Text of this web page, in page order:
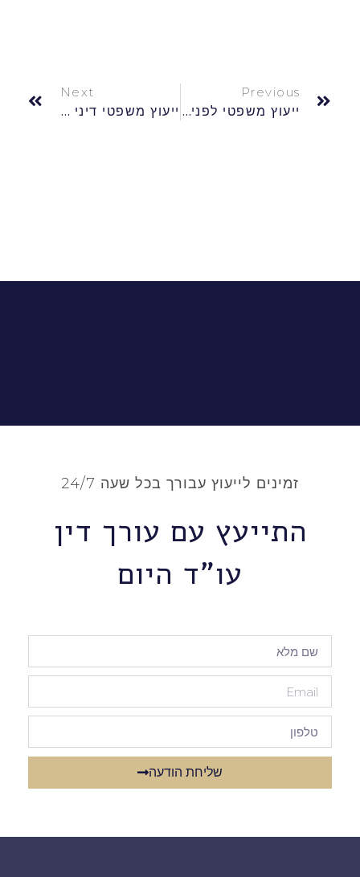
Previous
ייעוץ משפטי לפני ועדה רפואית
Next
ייעוץ משפטי דיני תחרות והגבלים עסקיים
זמינים לייעוץ עבורך בכל שעה 24/7
התייעץ עם עורך דין
עו"ד היום
שליחת הודעה